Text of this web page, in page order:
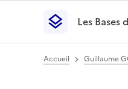
Les Bases du
Les
Accueil Guillaume